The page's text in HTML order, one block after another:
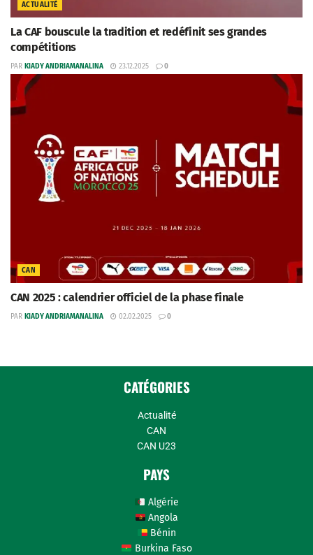
ACTUALITÉ
La CAF bouscule la tradition et redéfinit ses grandes
compétitions
PAR KIADY ANDRIAMANALINA 23.12.2025 0
CAN
CAN 2025 : calendrier officiel de la phase finale
PAR KIADY ANDRIAMANALINA 02.02.2025 0
CATÉGORIES
Actualité
CAN
CAN U23
PAYS
Algérie
Angola
Bénin
Burkina Faso